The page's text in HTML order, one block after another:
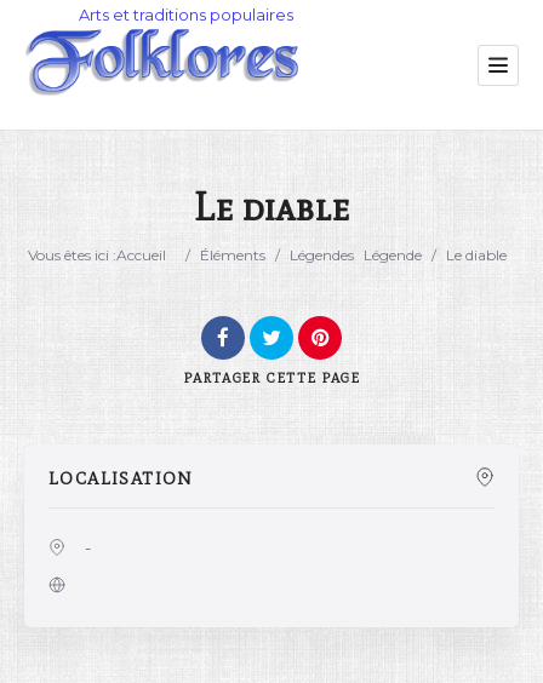
Catégorie
Le diable
Vous êtes ici :Accueil / Éléments / Légendes Légende / Le diable
PARTAGER CETTE PAGE
LOCALISATION
-